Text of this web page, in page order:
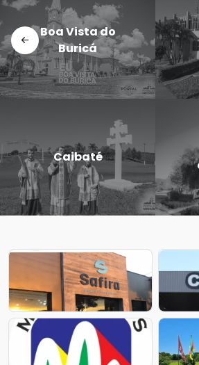
Dezesseis de
Novembro
Entre-Ijuís